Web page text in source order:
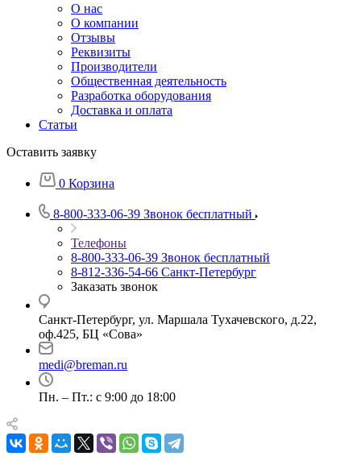
О нас
О компании
Отзывы
Реквизиты
Производители
Общественная деятельность
Разработка оборудования
Доставка и оплата
Статьи
Оставить заявку
0 Корзина
8-800-333-06-39 Звонок бесплатный
Телефоны
8-800-333-06-39 Звонок бесплатный
8-812-336-54-66 Санкт-Петербург
Заказать звонок
Санкт-Петербург, ул. Маршала Тухачевского, д.22,
оф.425, БЦ «Сова»
medi@breman.ru
Пн. – Пт.: с 9:00 до 18:00